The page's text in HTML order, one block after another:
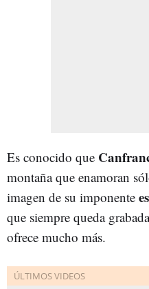
Es conocido que
montaña que enamoran
imagen de su imponente
que siempre queda
ofrece mucho más.